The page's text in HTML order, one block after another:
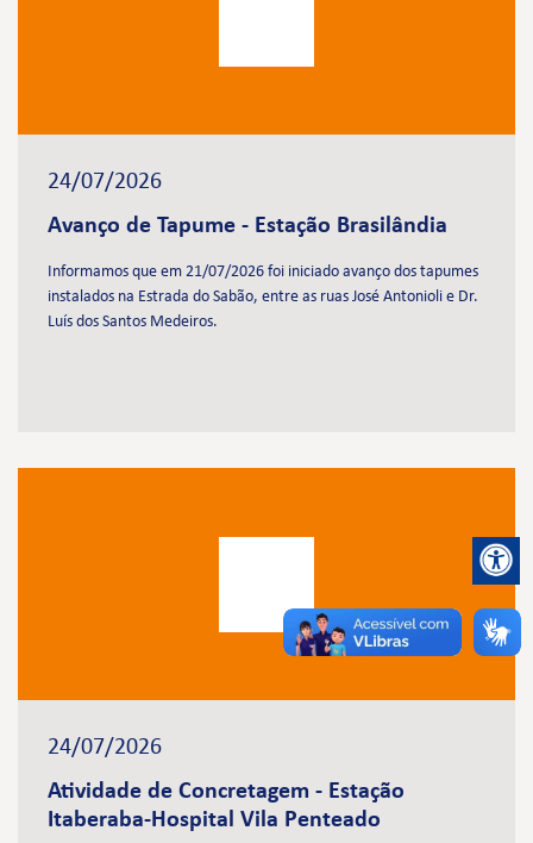
24/07/2026
Avanço de Tapume - Estação Brasilândia
Informamos que em 21/07/2026 foi iniciado avanço dos tapumes
instalados na Estrada do Sabão, entre as ruas José Antonioli e Dr.
Luís dos Santos Medeiros.
24/07/2026
Atividade de Concretagem - Estação
Itaberaba-Hospital Vila Penteado